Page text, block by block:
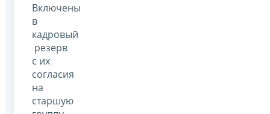
Включены
в
кадровый
резерв
с их
согласия
на
старшую